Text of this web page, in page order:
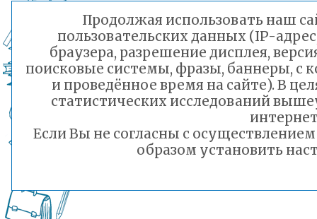
В
отдыхать
три дня
— с 21-го по
Продолжая использовать наш
пользовательских данных (IP-
браузера, разрешение дисплея,
поисковые системы, фразы, баннеры, с
и проведённое время на сайте). В
статистических исследований
Если Вы не согласны с
образом установить